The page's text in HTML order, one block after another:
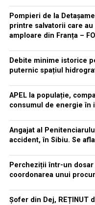
Pompieri de la
printre salvatorii care
amploare din Franța –
Debite minime istorice
puternic spațiul
APEL la populație,
consumul de energie în
Angajat al
accident, în Sibiu. Se
Percheziții într-un
coordonarea unui
Șofer din Dej, REȚINUT